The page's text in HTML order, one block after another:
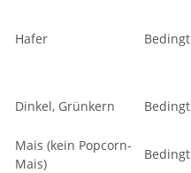
Hafer Bedingt
Dinkel, Grünkern Bedingt
Mais (kein Popcorn-
Mais)
Bedingt